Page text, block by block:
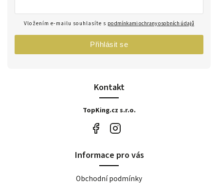
Kontakt
TopKing.cz s.r.o.
Vložením e-mailu souhlasíte s podmínkami ochrany osobních údajů
Přihlásit se
Informace pro vás
Obchodní podmínky